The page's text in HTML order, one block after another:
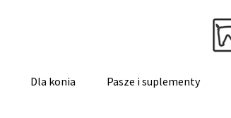
Dla konia Pasze i suplementy